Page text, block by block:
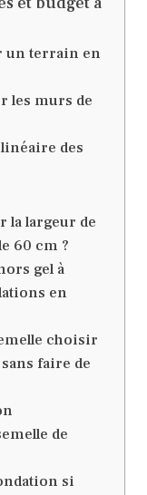
un terrain en
les murs de
des
la largeur de
60 cm ?
gel à
en
choisir
faire de
de
si